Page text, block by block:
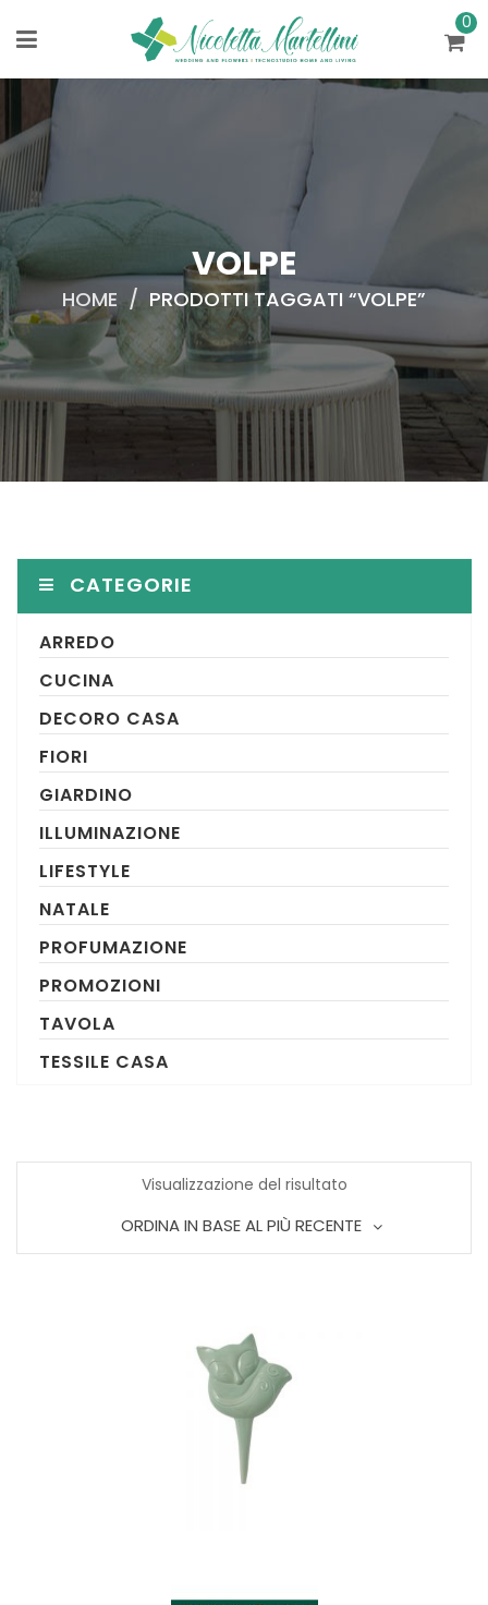
0
VOLPE
HOME / PRODOTTI TAGGATI “VOLPE”
CATEGORIE
ARREDO
CUCINA
DECORO CASA
FIORI
GIARDINO
ILLUMINAZIONE
LIFESTYLE
NATALE
PROFUMAZIONE
PROMOZIONI
TAVOLA
TESSILE CASA
Visualizzazione del risultato
ORDINA IN BASE AL PIÙ RECENTE